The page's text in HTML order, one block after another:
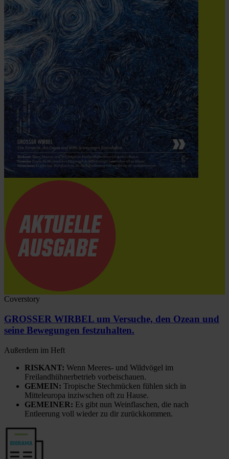
Coverstory
GROSSER WIRBEL um Versuche, den Ozean und
seine Bewegungen festzuhalten.
Außerdem im Heft
RISKANT: Wenn Meeres- und Wildvögel im
Freilandhühnerbetrieb vorbeischauen.
GEMEIN: Tropische Stechmücken fühlen sich in
Mitteleuropa inziwschen oft zu Hause.
GEMEINER: Es gibt nun Weinflaschen, die nach
Entleerung voll wieder zu dir zurückkommen.